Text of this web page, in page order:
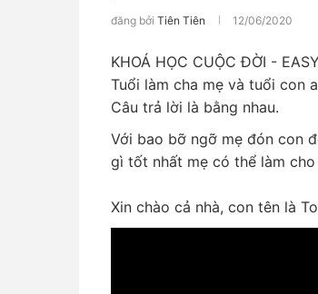
đăng bởi Tiên Tiên 12/06/2020
KHOÁ HỌC CUỘC ĐỜI -
Tuổi làm cha mẹ và tuổi con
Câu trả lời là bằng nhau.
Với bao bỡ ngỡ mẹ đón con
gì tốt nhất mẹ có thể làm cho
Xin chào cả nhà, con tên là